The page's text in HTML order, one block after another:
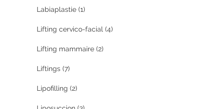
Labiaplastie (1)
Lifting cervico-facial (4)
Lifting mammaire (2)
Liftings (7)
Lipofilling (2)